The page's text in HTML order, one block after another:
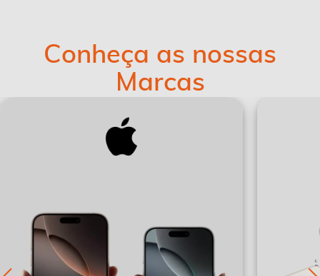
Conheça as nossas
Marcas